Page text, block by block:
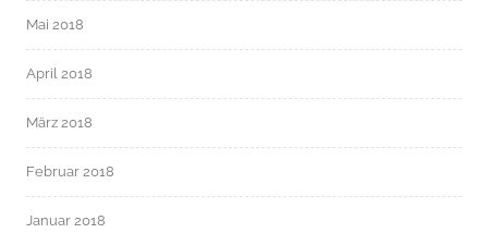
Mai 2018
April 2018
März 2018
Februar 2018
Januar 2018